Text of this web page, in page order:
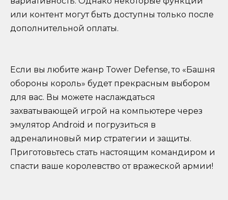
или контент могут быть доступны только после
дополнительной оплаты.
Если вы любите жанр Tower Defense, то «Башня
обороны король» будет прекрасным выбором
для вас. Вы можете наслаждаться
захватывающей игрой на компьютере через
эмулятор Android и погрузиться в
адреналиновый мир стратегии и защиты.
Приготовьтесь стать настоящим командиром и
спасти ваше королевство от вражеской армии!